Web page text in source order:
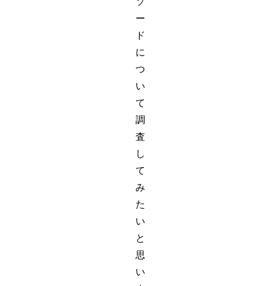
ー
ド
に
つ
い
て
調
査
し
て
み
た
い
と
思
い